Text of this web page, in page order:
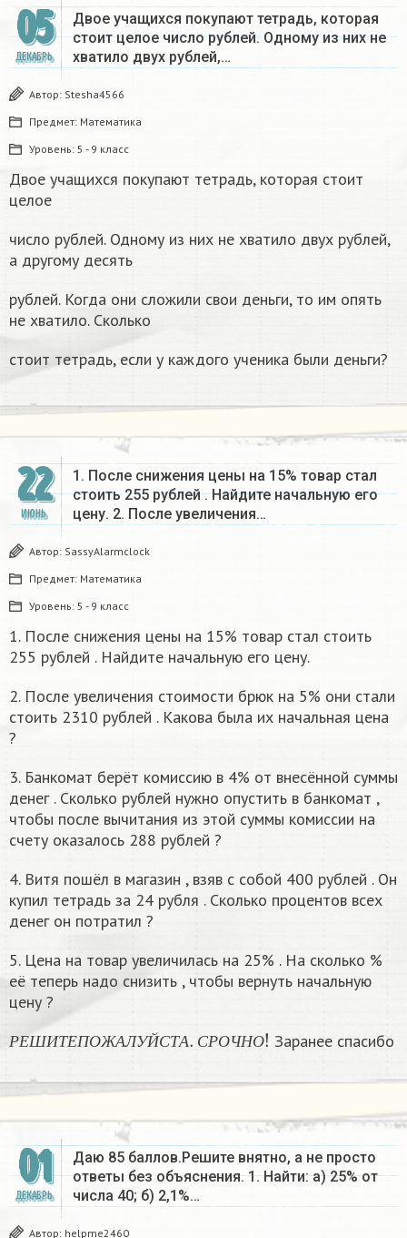
05
ДЕКАБРЬ
Двое учащихся покупают тетрадь, которая
стоит целое число рублей. Одному из них не
хватило двух рублей,…
Автор: Stesha4566
Предмет: Математика
Уровень: 5 - 9 класс
Двое учащихся покупают тетрадь, которая стоит
целое
число рублей. Одному из них не хватило двух рублей,
а другому десять
рублей. Когда они сложили свои деньги, то им опять
не хватило. Сколько
стоит тетрадь, если у каждого ученика были деньги?​
22
ИЮНЬ
1. После снижения цены на 15% товар стал
стоить 255 рублей . Найдите начальную его
цену. 2. После увеличения…
Автор: SassyAlarmclock
Предмет: Математика
Уровень: 5 - 9 класс
1. После снижения цены на 15% товар стал стоить
255 рублей . Найдите начальную его цену.
2. После увеличения стоимости брюк на 5% они стали
стоить 2310 рублей . Какова была их начальная цена
?
3. Банкомат берёт комиссию в 4% от внесённой суммы
денег . Сколько рублей нужно опустить в банкомат ,
чтобы после вычитания из этой суммы комиссии на
счету оказалось 288 рублей ?
4. Витя пошёл в магазин , взяв с собой 400 рублей . Он
купил тетрадь за 24 рубля . Сколько процентов всех
денег он потратил ?
5. Цена на товар увеличилась на 25% . На сколько %
её теперь надо снизить , чтобы вернуть начальную
цену ?
Р Е Ш И Т Е П ОЖАЛ У Й С ТА СР О ЧН О
ШИ Й О
Заранее спасибо
01
ДЕКАБРЬ
Даю 85 баллов.Решите внятно, а не просто
ответы без объяснения. 1. Найти: а) 25% от
числа 40; б) 2,1%…
Автор: helpme2460